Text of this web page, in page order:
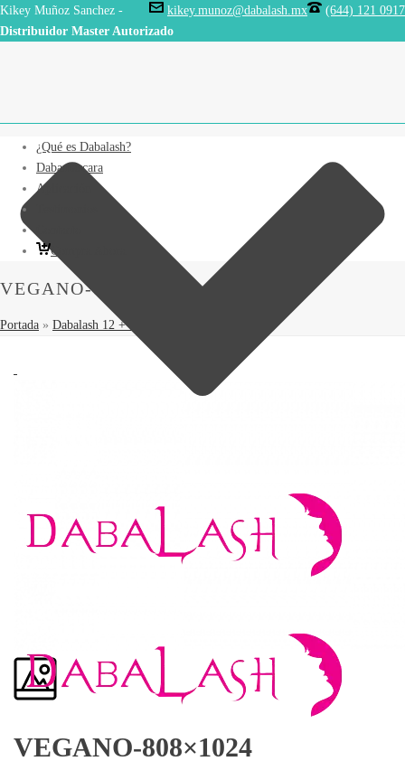
(644) 121 0917
kikey.munoz@dabalash.mx
Kikey Muñoz Sanchez -
Distribuidor Master Autorizado
¿Qué es Dabalash?
Dabamascara
Aplicación
Compra Ahora
VEGANO-808×1024
Portada » Dabalash 12 + 1
VEGANO-808×1024